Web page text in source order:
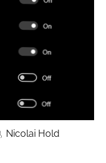
Nicolai Hold